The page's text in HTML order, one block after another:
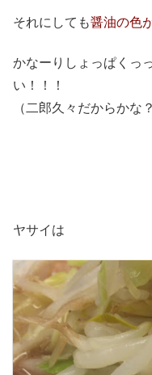
それにしても醤油の色
かなーりしょっぱくっ
い！！！
（二郎久々だからかな
ヤサイは